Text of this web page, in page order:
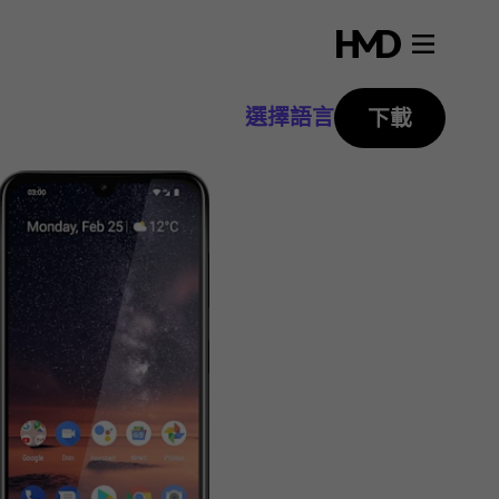
選擇語言 下載